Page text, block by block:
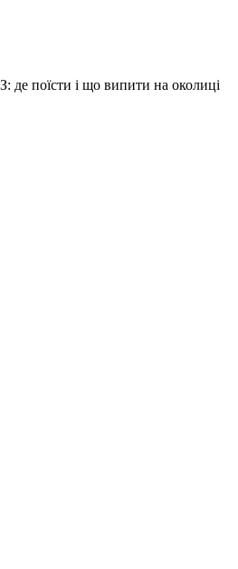
де поїсти і що випити на околиці